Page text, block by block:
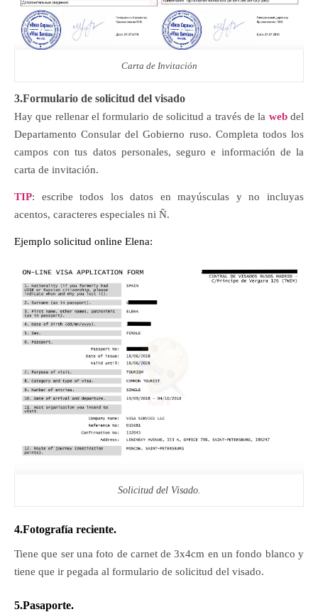
Carta de Invitación
3.Formulario de solicitud del visado
Hay que rellenar el formulario de solicitud a través de la webdel
Departamento Consular del Gobierno ruso. Completa todos los
campos con tus datos personales, seguro e información de la
carta de invitación.
TIP: escribe todos los datos en mayúsculas y no incluyas
acentos, caracteres especiales ni Ñ.
Ejemplo solicitud online Elena:
Solicitud del Visado.
4.Fotografía reciente.
Tiene que ser una foto de carnet de 3x4cm en un fondo blanco y
tiene que ir pegada al formulario de solicitud del visado.
5.Pasaporte.